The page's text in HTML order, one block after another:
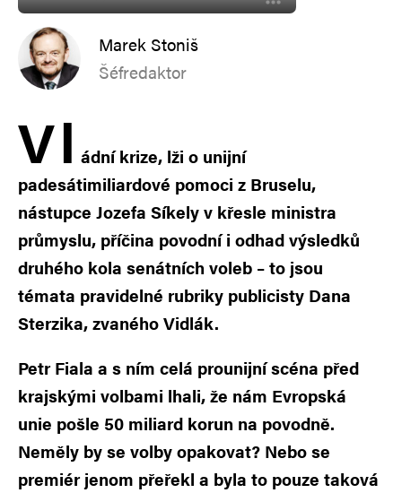
Marek Stoniš
Šéfredaktor
Vl ádní krize, lži o unijní
padesátimiliardové pomoci z Bruselu,
nástupce Jozefa Síkely v křesle ministra
průmyslu, příčina povodní i odhad výsledků
druhého kola senátních voleb – to jsou
témata pravidelné rubriky publicisty Dana
Sterzika, zvaného Vidlák.
Petr Fiala a s ním celá prounijní scéna před
krajskými volbami lhali, že nám Evropská
unie pošle 50 miliard korun na povodně.
Neměly by se volby opakovat? Nebo se
premiér jenom přeřekl a byla to pouze taková